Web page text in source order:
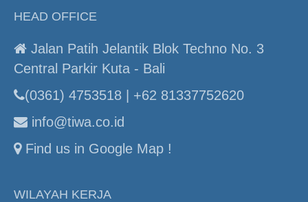
HEAD OFFICE
Jalan Patih Jelantik Blok Techno No. 3
Central Parkir Kuta - Bali
(0361) 4753518 | +62 81337752620
info@tiwa.co.id
Find us in Google Map !
WILAYAH KERJA